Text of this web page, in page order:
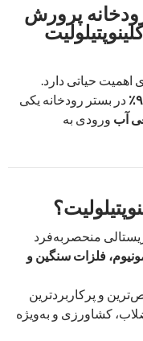
پرورش
حیاتی دارد.
در بستر رودخانه یکی
آب ورودی به
منحصربه‌فرد
فلزات سنگین و
و پرکاربردترین
کشاورزی و به‌ویژه